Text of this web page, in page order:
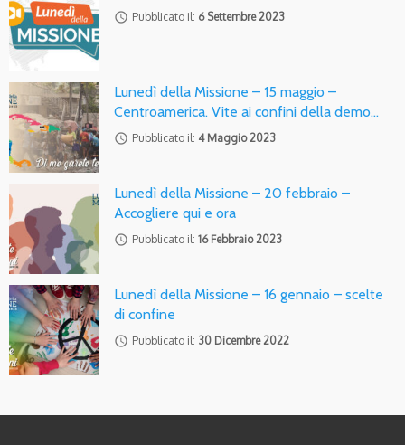
access_time Pubblicato il: 6 Settembre 2023
Lunedì della Missione – 15 maggio –
Centroamerica. Vite ai confini della demo…
access_time Pubblicato il: 4 Maggio 2023
Lunedì della Missione – 20 febbraio –
Accogliere qui e ora
access_time Pubblicato il: 16 Febbraio 2023
Lunedì della Missione – 16 gennaio – scelte
di confine
access_time Pubblicato il: 30 Dicembre 2022